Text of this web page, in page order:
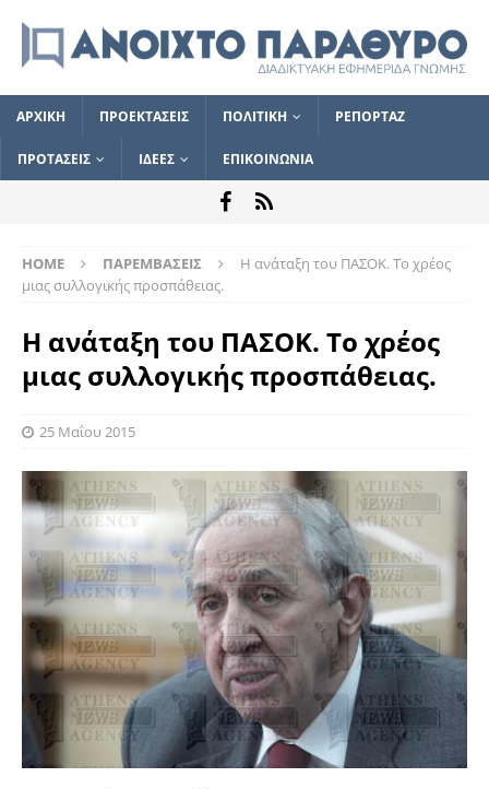
ΑΡΧΙΚΗ ΠΡΟΕΚΤΑΣΕΙΣ ΠΟΛΙΤΙΚΗ ΡΕΠΟΡΤΑΖ
ΠΡΟΤΑΣΕΙΣ ΙΔΕΕΣ ΕΠΙΚΟΙΝΩΝΙΑ
HOME ΠΑΡΕΜΒΑΣΕΙΣ
Η ανάταξη του ΠΑΣΟΚ. Το χρέος
μιας συλλογικής προσπάθειας.
Η ανάταξη του ΠΑΣΟΚ. Το χρέος
μιας συλλογικής προσπάθειας.
25 Μαΐου 2015